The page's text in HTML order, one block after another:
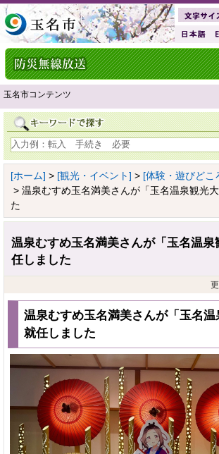
玉名市コンテンツ
[ホーム] > [観光・イベント] > [体験・遊びどこ
> 温泉むすめ玉名満美さんが「玉名温泉観光
た
温泉むすめ玉名満美さんが「玉名温泉
任しました
温泉むすめ玉名満美さんが「玉名
就任しました